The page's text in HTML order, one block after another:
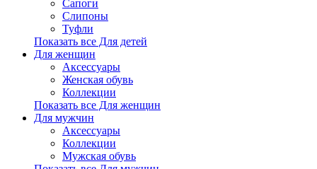
Сапоги
Слипоны
Туфли
Показать все Для детей
Для женщин
Аксессуары
Женская обувь
Коллекции
Показать все Для женщин
Для мужчин
Аксессуары
Коллекции
Мужская обувь